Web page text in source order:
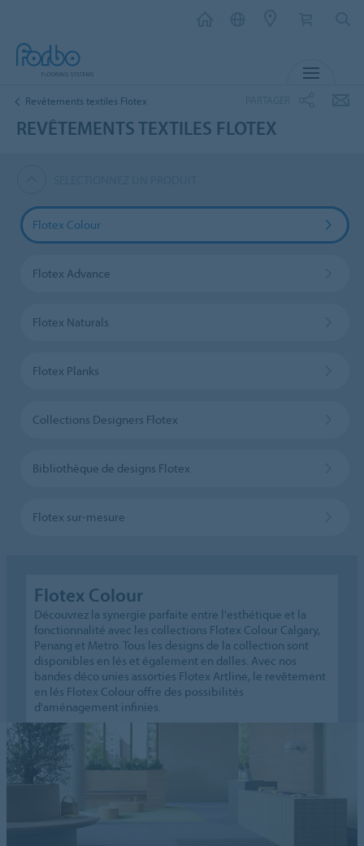
Revêtements textiles Flotex
REVÊTEMENTS TEXTILES FLOTEX
Flotex Colour
Flotex Advance
Flotex Naturals
Flotex Planks
Collections Designers Flotex
Bibliothèque de designs Flotex
Flotex sur-mesure
Flotex Colour
Découvrez la synergie parfaite entre l'esthétique et la
fonctionnalité avec les collections Flotex Colour Calgary,
Penang et Metro. Tous les designs de la collection sont
disponibles en lés et également en dalles. Avec nos
bandes déco unies assorties Flotex Artline, le revêtement
en lés Flotex Colour offre des possibilités
d'aménagement infinies.